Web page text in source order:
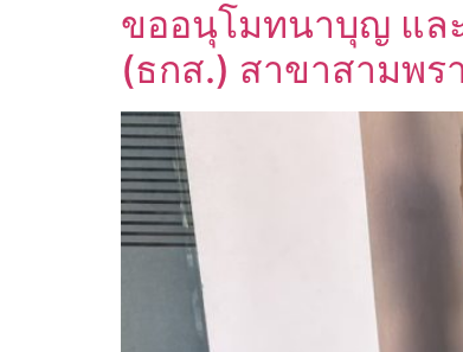
ขออนุโมทนาบุญ แล
(ธกส.) สาขาสามพ